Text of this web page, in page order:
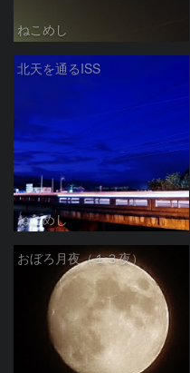
ねこめし
北天を通るISS
ねこめし
おぼろ月夜（１３夜）